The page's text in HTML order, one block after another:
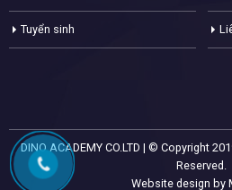
Tuyển sinh
DINO ACADEMY CO.LTD | © Copyright
Reserved.
Website design by